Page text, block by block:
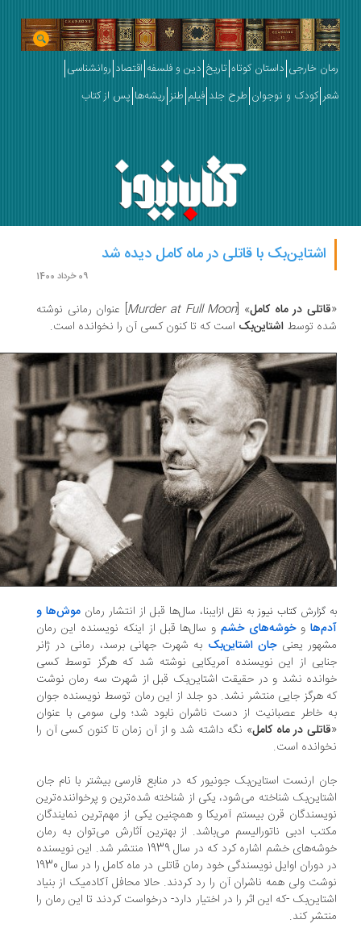
خارجی داستان کوتاه تاریخ دین و فلسفه اقتصاد روانشناسی
کودک و نوجوان طرح جلد فیلم طنز ریشه‌ها پس از کتاب
اشتاین‌بک با قاتلی در ماه کامل دیده شد
قاتلی در ماه کامل» [
Murder at Full Moon] عنوان رمانی نوشته
توسط اشتاین‌بکاست که تا کنون کسی آن را نخوانده است.
گزارش کتاب نیوز به نقل ازایبنا، سال‌ها قبل از انتشار رمانموش‌ها و
وخوشه‌های خشم و سال‌ها قبل از اینکه نویسنده این رمان
یعنی جان اشتاین‌بکبه شهرت جهانی برسد، رمانی در ژانر
از این نویسنده آمریکایی نوشته شد که هرگز توسط کسی
نشد و در حقیقت اشتاین‌بک قبل از شهرت سه رمان نوشت
هرگز جایی منتشر نشد. دو جلد از این رمان‌ توسط نویسنده جوان
خاطر عصبانیت از دست ناشران نابود شد؛ ولی سومی با عنوان
قاتلی در ماه کامل» نگه داشته شد و از آن زمان تا کنون کسی آن را
است.
ارنست استاین‌بک جونیور که در منابع فارسی بیشتر با نام جان
شناخته می‌شود، یکی از شناخته شده‌ترین و پرخواننده‌ترین
قرن بیستم آمریکا و همچنین یکی از مهم‌ترین نمایندگان
ادبی ناتورالیسم می‌باشد. از بهترین آثارش می‌توان به رمان
خوشه‌های خشم اشاره کرد که در سال 1939 منتشر شد. این نویسنده
در دوران اوایل نویسندگی خود رمان قاتلی در ماه کامل را در سال 1930
ولی همه ناشران آن را رد کردند. حالا محافل آکادمیک از بنیاد
-که این اثر را در اختیار دارد- درخواست کردند تا این رمان را
کند.